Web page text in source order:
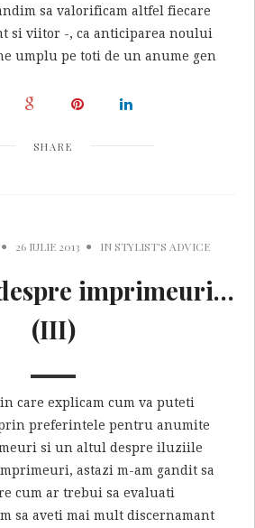
sa valorificam altfel fiecare
si viitor -, ca anticiparea noului
umplu pe toti de un anume gen
SHARE
26 IULIE 2013 IN STYLIST'S ADVICE
imprimeuri…
(III)
care explicam cum va puteti
preferintele pentru anumite
si un altul despre iluziile
astazi m-am gandit sa
cum ar trebui sa evaluati
sa aveti mai mult discernamant